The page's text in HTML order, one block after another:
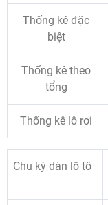
Thống kê đặc
biệt
Thống kê theo
tổng
Thống kê lô rơi
Chu kỳ dàn lô tô